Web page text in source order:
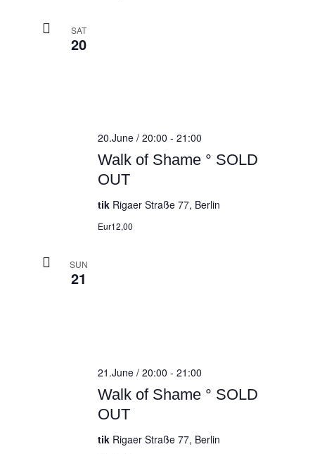
SAT
20
Walk of Shame ° SOLD
OUT
20.June / 20:00 - 21:00
tik Rigaer Straße 77, Berlin
Eur12,00
SUN
21
Walk of Shame ° SOLD
OUT
21.June / 20:00 - 21:00
tik Rigaer Straße 77, Berlin